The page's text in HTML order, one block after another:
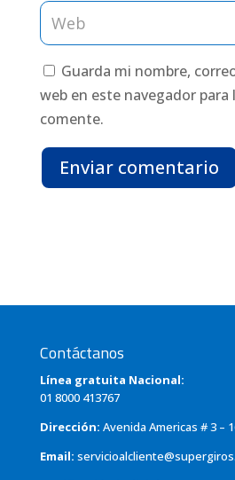
Guarda mi nombre,
web en este navegador para
comente.
Enviar comentario
Contáctanos
Línea gratuita Nacional:
01 8000 413767
Dirección: Avenida Americas # 3 –
Email: